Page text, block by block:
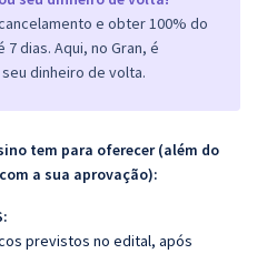
e obter 100% do
dias. Aqui, no Gran, é
dinheiro de volta.
tem para oferecer (além do
a sua aprovação):
previstos no edital, após